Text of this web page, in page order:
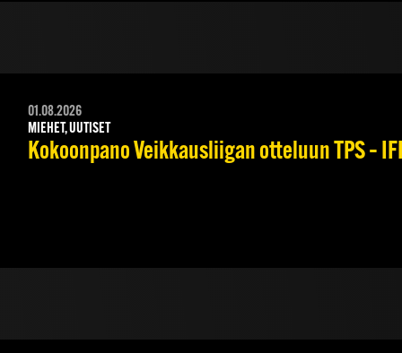
01.08.2026
MIEHET, UUTISET
Kokoonpano Veikkausliigan otteluun TPS –